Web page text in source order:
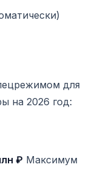
для
на 2026 год:
₽ Максимум